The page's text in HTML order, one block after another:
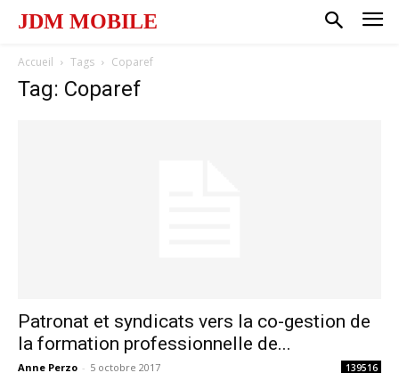
JDM MOBILE
Accueil Tags Coparef
Tag: Coparef
Patronat et syndicats vers la co-gestion de
la formation professionnelle de...
Anne Perzo - 5 octobre 2017 139516